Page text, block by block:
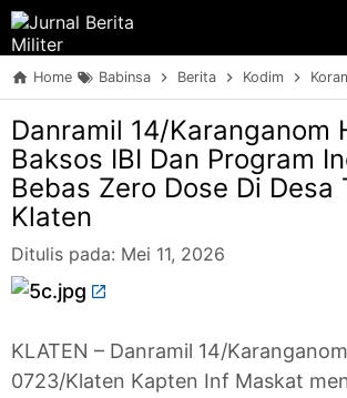
Home Babinsa Berita Kodim
Danramil 14/Karanganom
Baksos IBI Dan Program
Bebas Zero Dose Di Desa
Klaten
Ditulis pada: Mei 11, 2026
KLATEN – Danramil 14/
0723/Klaten Kapten Inf Maskat